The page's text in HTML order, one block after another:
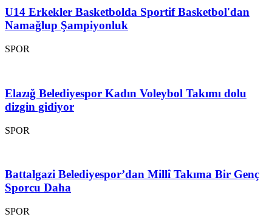
U14 Erkekler Basketbolda Sportif Basketbol'dan
Namağlup Şampiyonluk
SPOR
Elazığ Belediyespor Kadın Voleybol Takımı dolu
dizgin gidiyor
SPOR
Battalgazi Belediyespor’dan Millî Takıma Bir Genç
Sporcu Daha
SPOR